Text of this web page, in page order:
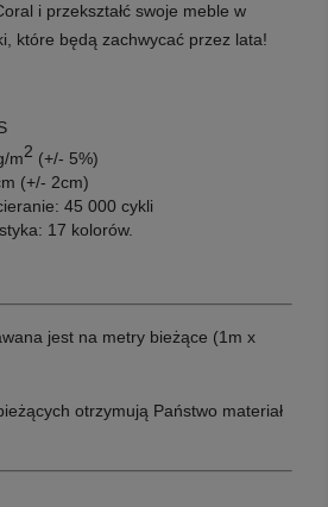
i przekształć swoje meble w
które będą zachwycać przez lata!
m2 (+/- 5%)
(+/- 2cm)
45 000 cykli
17 kolorów.
jest na metry bieżące (1m x
otrzymują Państwo materiał